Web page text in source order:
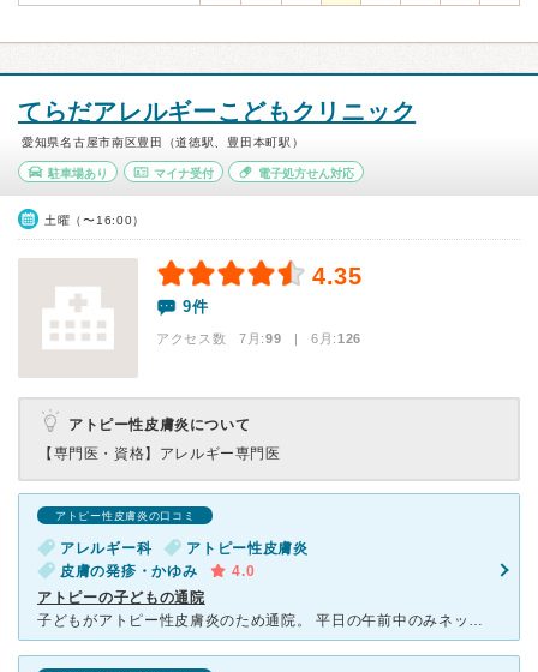
てらだアレルギーこどもクリニック
愛知県名古屋市南区豊田（道徳駅、豊田本町駅）
駐車場あり マイナ受付 電子処方せん対応
土曜（〜16:00）
4.35
9件
アクセス数 7月:99 | 6月:126
アトピー性皮膚炎について
【専門医・資格】 アレルギー専門医
アトピー性皮膚炎の口コミ
アレルギー科
アトピー性皮膚炎
皮膚の発疹・かゆみ
4.0
アトピーの子どもの通院
子どもがアトピー性皮膚炎のため通院。 平日の午前中のみネット予約できます。 子どものおでこの湿疹が酷く受診しましたが、すぐにこれはとびひだねと。念の為細菌検査もするねと検査もしていただきました。(